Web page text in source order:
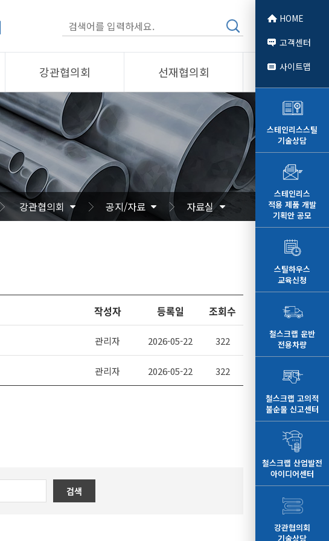
강관협의회
제품 소개
회원사
협의회 소개
공지/자료
기술자문
사진/영상
선재협의회
제품소개
회원사
선재협의회
알림/자료
사진/영상
강관협의회 공지/자료 자료실
작성자 등록일 조회수
관리자 2026-05-22 322
관리자 2026-05-22 322
검색
HOME
고객센터
사이트맵
스테인리스스틸
기술상담
스테인리스
적용 제품 개발
기획안 공모
스틸하우스
교육신청
철스크랩 운반
전용차량
철스크랩 고의적
불순물 신고센터
철스크랩 산업발전
아이디어센터
강관협의회
기술상담